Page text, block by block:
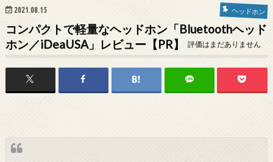
2021.08.15 ヘッドホン
コンパクトで軽量なヘッドホン「Bluetoothヘッド
ホン／iDeaUSA」レビュー【PR】
評価はまだありません